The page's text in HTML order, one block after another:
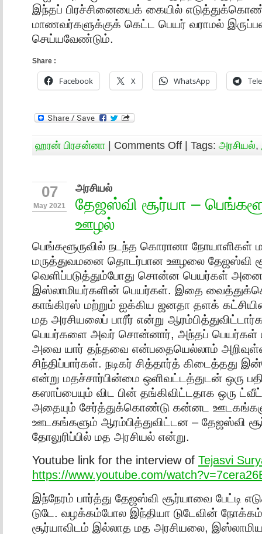
இந்தப் பிரச்சினையைக் கையில்
மாணவர்களுக்குக் கெட்ட பெயர் வராமல்
செய்யவேண்டும்.
Share :
Facebook X WhatsApp
ஹரன் பிரசன்னா | Comments Off | Tags: அரசியல்,
07
May 2021
அரசியல்
தேஜஸ்வி சூர்யா –
ஊழல்
பெங்களூருவில் நடந்த கொரானா நோயாளிகள்
மருத்துவமனை தொடர்பான ஊழலை தேஜஸ்வி
வெளிப்படுத்தும்போது சொன்ன பெயர்கள்
இஸ்லாமியர்களின் பெயர்கள். இதை
காங்கிரஸ் மற்றும் ஐக்கிய ஜனதா தளக்
மத அரசியலைப் பாரீர் என்று
பெயர்களை அவர் சொன்னார், அந்தப் பெயர்கள்
அவை யார் தந்தவை என்பதையெல்லாம்
சிந்திப்பார்கள். நடிகர் சித்தார்த் கிடைத்தது
என்று மதச்சார்பின்மை ஒளிவட்டத்துடன் ஒரு
கஸாப்பையும் விட பின் தங்கிவிட்டதாக ஒரு
அதையும் சேர்த்துக்கொண்டு கன்னட
ஊடகங்களும் ஆரம்பித்துவிட்டன – தேஜஸ்வி
தோலுரிப்பில் மத அரசியல் என்று.
Youtube link for the interview of Tejasvi
https://www.youtube.com/
இந்நேரம் பார்த்து தேஜஸ்வி சூர்யாவை பேட்டி
டுடே. வழக்கம்போல இந்தியா டுடேவின்
சூர்யாவிடம் இல்லாத மத அரசியலை,